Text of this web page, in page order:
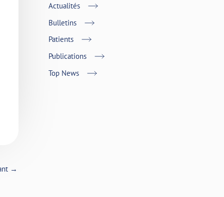
→
Actualités
Bulletins
Patients
Publications
Top News